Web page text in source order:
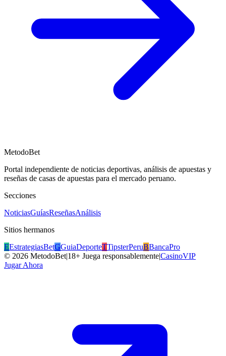
MetodoBet
Portal independiente de noticias deportivas, análisis de apuestas y
reseñas de casas de apuestas para el mercado peruano.
Secciones
NoticiasGuíasReseñasAnálisis
Sitios hermanos
EEstrategiasBetGGuiaDeporteTTipsterPeruBBancaPro
© 2026 MetodoBet|18+ Juega responsablemente|CasinoVIP
Jugar Ahora